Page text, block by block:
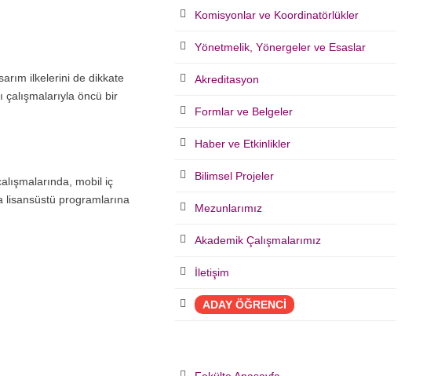
ilkelerini de dikkate
öncü bir
mobil iç
lisansüstü programlarına
Komisyonlar ve Koordinatörlükler
Yönetmelik, Yönergeler ve Esaslar
Akreditasyon
Formlar ve Belgeler
Haber ve Etkinlikler
Bilimsel Projeler
Mezunlarımız
Akademik Çalışmalarımız
İletişim
ADAY ÖĞRENCİ